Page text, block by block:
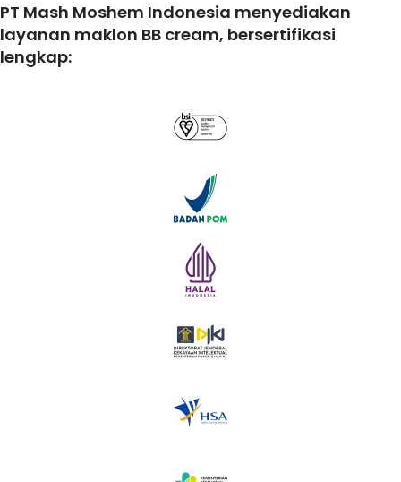
PT Mash Moshem Indonesia menyediakan
layanan maklon BB cream, bersertifikasi
lengkap: